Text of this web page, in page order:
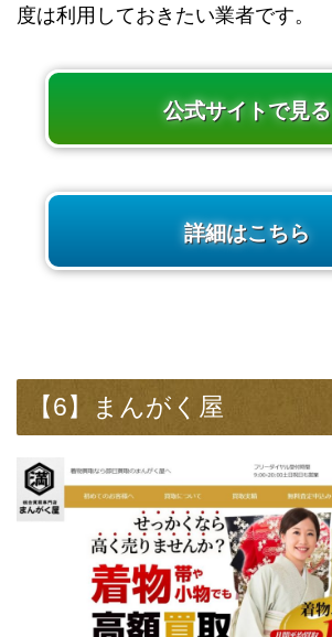
度は利用しておきたい業者です。
公式サイトで見る
詳細はこちら
【6】まんがく屋